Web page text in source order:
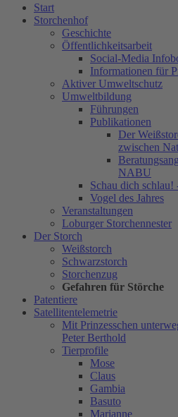
Start
Storchenhof
Geschichte
Öffentlichkeitsarbeit
Social-Media
Informationen für
Aktiver Umweltschutz
Umweltbildung
Führungen
Publikationen
Der
zwischen
NABU
Schau dich schlau!
Vogel des Jahres
Veranstaltungen
Loburger Storchennester
Der Storch
Weißstorch
Schwarzstorch
Storchenzug
Gefahren für Störche
Patentiere
Satellitentelemetrie
Mit Prinzesschen
Peter Berthold
Tierprofile
Mose
Claus
Gambia
Basuto
Marianne